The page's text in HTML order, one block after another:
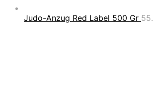
Judo-Anzug Red Label 500 Gr